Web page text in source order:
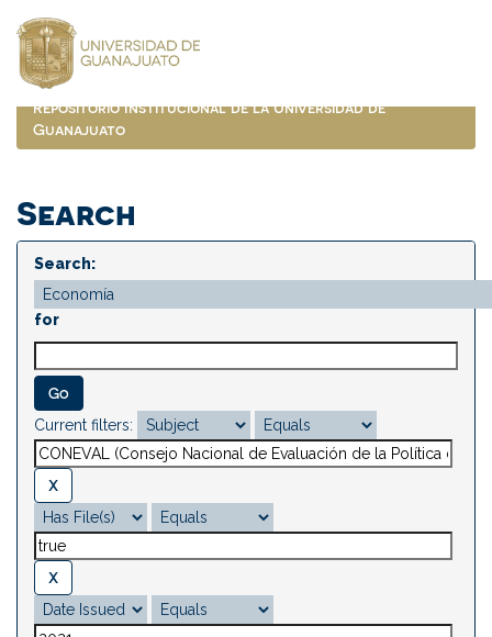
navigation
Repositorio Institucional de la Universidad de
Guanajuato
Search
Search:
for
Current filters: